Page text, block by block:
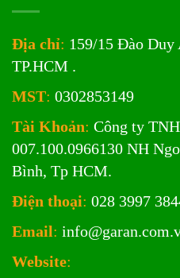
Địa chỉ: 159/15 Đào Duy
TP.HCM .
MST: 0302853149
Tài Khoản: Công ty
007.100.0966130 NH
Bình, Tp HCM.
Điện thoại: 028 3997
Email:
Website: